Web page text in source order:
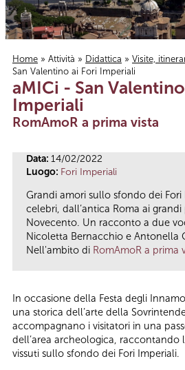
Tu sei qui
Home » Attività » Didattica » Visite,
San Valentino ai Fori Imperiali
aMICi - San
Imperiali
RomAmoR a prima vista
Data: 14/02/2022
Luogo: Fori Imperiali
Grandi amori sullo sfondo dei
celebri, dall’antica Roma ai
Novecento. Un racconto a due
Nicoletta Bernacchio e Antonella
Nell'ambito di RomAmoR a prima
In occasione della Festa degli
una storica dell’arte della
accompagnano i visitatori in una
dell’area archeologica, raccontando
vissuti sullo sfondo dei Fori Imperiali.